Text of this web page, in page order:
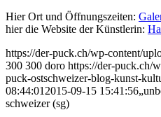
Hier Ort und Öffnungszeiten:
hier die Website der Künstlerin:
https://der-puck.ch/wp-content/
300 300 doro https://der-puck.ch/
puck-ostschweizer-blog-kunst-
08:44:01 2015-09-15 15:41:56
schweizer (sg)